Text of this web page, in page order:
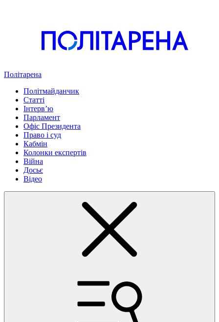
Політарена
Політмайданчик
Статті
Інтервʼю
Парламент
Офіс Президента
Право і суд
Кабмін
Колонки експертів
Війна
Досьє
Відео